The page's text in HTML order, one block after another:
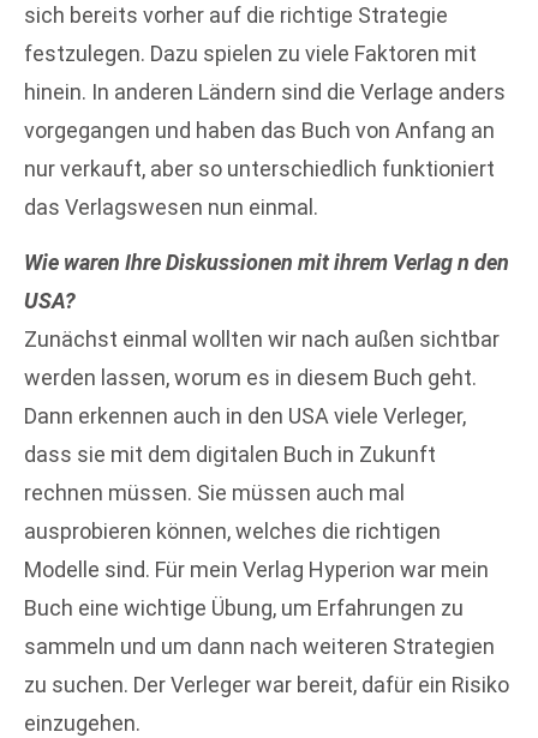
sich bereits vorher auf die richtige Strategie
festzulegen. Dazu spielen zu viele Faktoren mit
hinein. In anderen Ländern sind die Verlage anders
vorgegangen und haben das Buch von Anfang an
nur verkauft, aber so unterschiedlich funktioniert
das Verlagswesen nun einmal.
Wie waren Ihre Diskussionen mit ihrem Verlag n den
USA?
Zunächst einmal wollten wir nach außen sichtbar
werden lassen, worum es in diesem Buch geht.
Dann erkennen auch in den USA viele Verleger,
dass sie mit dem digitalen Buch in Zukunft
rechnen müssen. Sie müssen auch mal
ausprobieren können, welches die richtigen
Modelle sind. Für mein Verlag Hyperion war mein
Buch eine wichtige Übung, um Erfahrungen zu
sammeln und um dann nach weiteren Strategien
zu suchen. Der Verleger war bereit, dafür ein Risiko
einzugehen.